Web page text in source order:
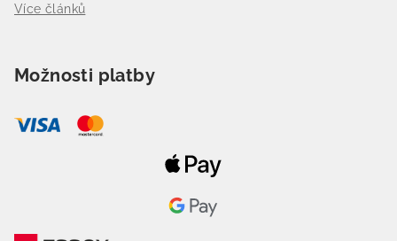
Více článků
Možnosti platby